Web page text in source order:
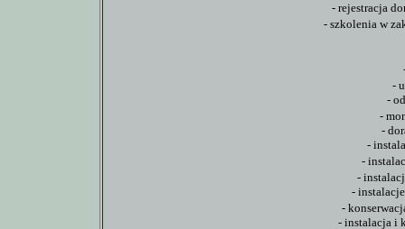
- rejestracja
- szkolenia w
-
-
-
-
-
-
-
-
-
- instalacja i